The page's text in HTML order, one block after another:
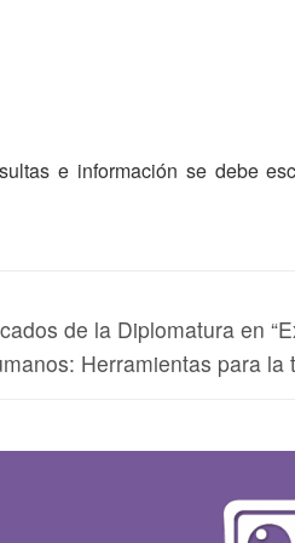
e información se debe
de la Diplomatura en
Herramientas para la